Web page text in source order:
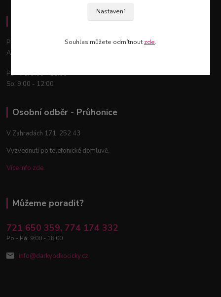
Osobní odběr - Praha 12
Podchýšská 129, 143 00
Areál zahradnictví Šťastný
Po - Pá: 9:00 - 18:00
So: 9:00 - 12:00
Osobní odběr - Průhonice
V Zahradách 171, 252 43
Vyzvednutí po telefonické domluvě.
Více info zde.
Můžeme poradit?
721 650 359, 774 174 332
Po - Pá: 9:00 - 18:00
info@darkyodkocicky.cz
Nastavení
Souhlas můžete odmítnout zde.